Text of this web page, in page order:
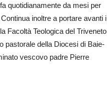
quotidianamente da mesi per
inoltre a portare avanti i
Facoltà Teologica del Triveneto
pastorale della Diocesi di Baie-
vescovo padre Pierre